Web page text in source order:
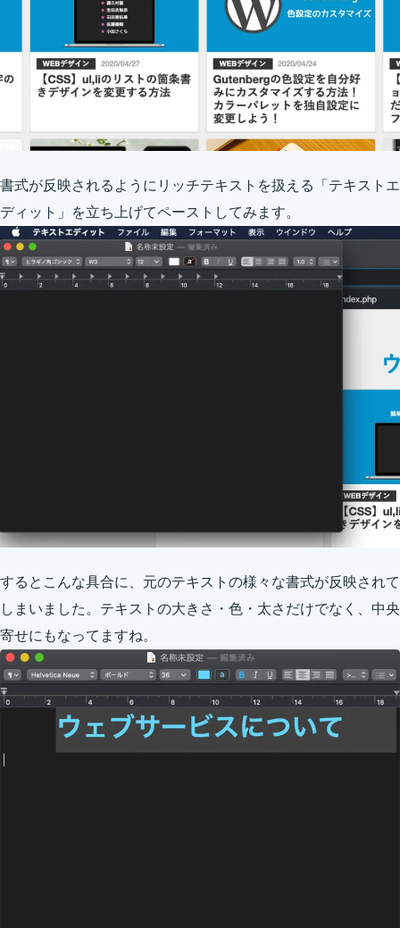
書式が反映されるようにリッチテキストを扱える「テキストエ
ディット」を立ち上げてペーストしてみます。
するとこんな具合に、元のテキストの様々な書式が反映されて
しまいました。テキストの大きさ・色・太さだけでなく、中央
寄せにもなってますね。